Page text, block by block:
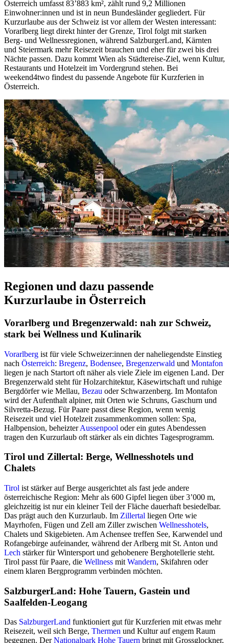
Österreich umfasst 83’883 km², zählt rund 9,2 Millionen
Einwohner:innen und ist in neun Bundesländer gegliedert. Für
Kurzurlaube aus der Schweiz ist vor allem der Westen interessant:
Vorarlberg liegt direkt hinter der Grenze, Tirol folgt mit starken
Berg- und Wellnessregionen, während SalzburgerLand, Kärnten
und Steiermark mehr Reisezeit brauchen und eher für zwei bis drei
Nächte passen. Dazu kommt Wien als Städtereise-Ziel, wenn Kultur,
Restaurants und Hotelzeit im Vordergrund stehen. Bei
weekend4two findest du passende Angebote für Kurzferien in
Österreich.
Regionen und dazu passende
Kurzurlaube in Österreich
Vorarlberg und Bregenzerwald: nah zur Schweiz,
stark bei Wellness und Kulinarik
Vorarlberg ist für viele Schweizer:innen der naheliegendste Einstieg
nach Österreich: Bregenz, Bodensee, Bregenzerwald und Montafon
liegen je nach Startort oft näher als viele Ziele im eigenen Land. Der
Bregenzerwald steht für Holzarchitektur, Käsewirtschaft und ruhige
Bergdörfer wie Mellau, Bezau oder Schwarzenberg. Im Montafon
wird der Aufenthalt alpiner, mit Orten wie Schruns, Gaschurn und
Silvretta-Bezug. Für Paare passt diese Region, wenn wenig
Reisezeit und viel Hotelzeit zusammenkommen sollen: Spa,
Halbpension, beheizterAussenpool oder ein gutes Abendessen
tragen den Kurzurlaub oft stärker als ein dichtes Tagesprogramm.
Tirol und Zillertal: Berge, Wellnesshotels und
Chalets
Tirol ist stärker auf Berge ausgerichtet als fast jede andere
österreichische Region: Mehr als 600 Gipfel liegen über 3’000 m,
gleichzeitig ist nur ein kleiner Teil der Fläche dauerhaft besiedelbar.
Das prägt auch den Kurzurlaub. Im Zillertal liegen Orte wie
Mayrhofen, Fügen und Zell am Ziller zwischen Wellnesshotels,
Chalets und Skigebieten. Am Achensee treffen See, Karwendel und
Rofangebirge aufeinander, während der Arlberg mit St. Anton und
Lech stärker für Wintersport und gehobenere Berghotellerie steht.
Tirol passt für Paare, die Wellness mit Wandern, Skifahren oder
einem klaren Bergprogramm verbinden möchten.
SalzburgerLand: Hohe Tauern, Gastein und
Saalfelden-Leogang
Das SalzburgerLand funktioniert gut für Kurzferien mit etwas mehr
Reisezeit, weil sich Berge, Thermen und Kultur auf engem Raum
begegnen. DerNationalpark Hohe Tauern bringt mit Grossglockner,